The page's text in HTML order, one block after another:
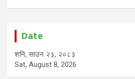
Date
शनि, साउन २३, २०८३
Sat, August 8, 2026